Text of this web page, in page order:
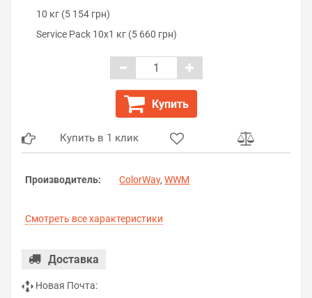
10 кг (5 154 грн)
Service Pack 10х1 кг (5 660 грн)
Купить
Купить в 1 клик
Производитель: ColorWay,WWM
Смотреть все характеристики
Доставка
Новая Почта: